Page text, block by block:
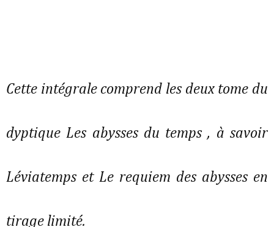
Cette intégrale comprend les deux tome du
dyptique Les abysses du temps , à savoir
Léviatemps et Le requiem des abysses en
tirage limité.